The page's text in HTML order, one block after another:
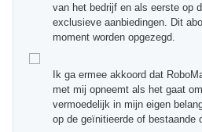
van het bedrijf en als eerste op
exclusieve aanbiedingen. Dit
moment worden opgezegd.
Ik ga ermee akkoord dat
met mij opneemt als het gaat
vermoedelijk in mijn eigen
op de geïnitieerde of bestaande